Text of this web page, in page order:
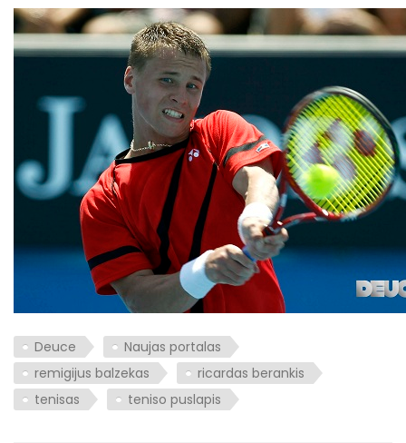
Deuce
Naujas portalas
remigijus balzekas
ricardas berankis
tenisas
teniso puslapis